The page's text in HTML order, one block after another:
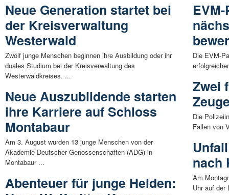
Neue Generation startet bei
der Kreisverwaltung
Westerwald
Zwölf junge Menschen beginnen ihre Ausbildung oder ihr
duales Studium bei der Kreisverwaltung des
Westerwaldkreises. ...
Neue Auszubildende starten
ihre Karriere auf Schloss
Montabaur
Am 3. August wurden 13 junge Menschen von der
Akademie Deutscher Genossenschaften (ADG) in
Montabaur ...
Abenteuer für junge Helden:
Die EVM-
Zwei
Die
Fällen von
nach
Am
Uhr auf der